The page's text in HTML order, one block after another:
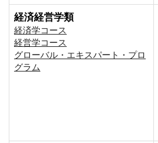
経済経営学類
経済学コース
経営学コース
グローバル・エキスパート・プロ
グラム